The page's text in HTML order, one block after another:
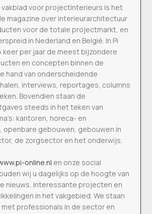
vakblad voor projectinterieurs is het
magazine over interieurarchitectuur
voor de totale projectmarkt, en
in Nederland en België. In Pi
keer per jaar de meest bijzondere
en concepten binnen de
hand van onderscheidende
interviews, reportages, columns
Bovendien staan de
steeds in het teken van
kantoren, horeca- en
openbare gebouwen, gebouwen in
de zorgsector en het onderwijs.
online.nl en onze social
wij u dagelijks op de hoogte van
nieuws, interessante projecten en
in het vakgebied. We staan
professionals in de sector en